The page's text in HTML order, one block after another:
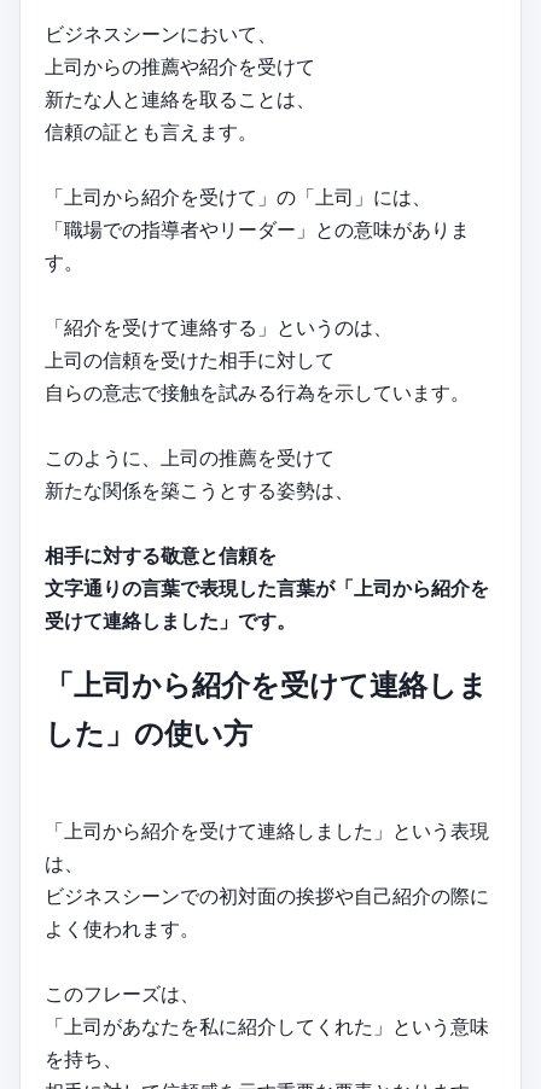
ビジネスシーンにおいて、
上司からの推薦や紹介を受けて
新たな人と連絡を取ることは、
信頼の証とも言えます。
「上司から紹介を受けて」の「上司」には、
「職場での指導者やリーダー」との意味がありま
す。
「紹介を受けて連絡する」というのは、
上司の信頼を受けた相手に対して
自らの意志で接触を試みる行為を示しています。
このように、上司の推薦を受けて
新たな関係を築こうとする姿勢は、
相手に対する敬意と信頼を
文字通りの言葉で表現した言葉が「上司から紹介を
受けて連絡しました」です。
「上司から紹介を受けて連絡しま
した」の使い方
「上司から紹介を受けて連絡しました」という表現
は、
ビジネスシーンでの初対面の挨拶や自己紹介の際に
よく使われます。
このフレーズは、
「上司があなたを私に紹介してくれた」という意味
を持ち、